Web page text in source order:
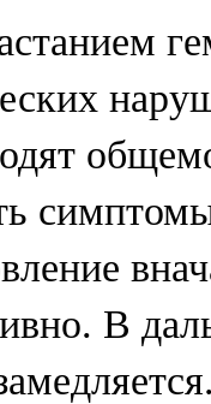
В